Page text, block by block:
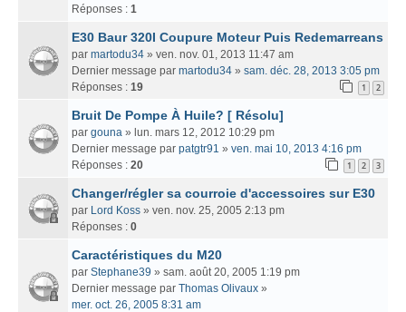
Réponses : 1
E30 Baur 320I Coupure Moteur Puis Redemarreans
par martodu34 » ven. nov. 01, 2013 11:47 am
Dernier message par martodu34 » sam. déc. 28, 2013 3:05 pm
Réponses : 19 1 2
Bruit De Pompe À Huile? [ Résolu]
par gouna » lun. mars 12, 2012 10:29 pm
Dernier message par patgtr91 » ven. mai 10, 2013 4:16 pm
Réponses : 20 1 2 3
Changer/régler sa courroie d'accessoires sur E30
par Lord Koss » ven. nov. 25, 2005 2:13 pm
Réponses : 0
Caractéristiques du M20
par Stephane39 » sam. août 20, 2005 1:19 pm
Dernier message par Thomas Olivaux »
mer. oct. 26, 2005 8:31 am